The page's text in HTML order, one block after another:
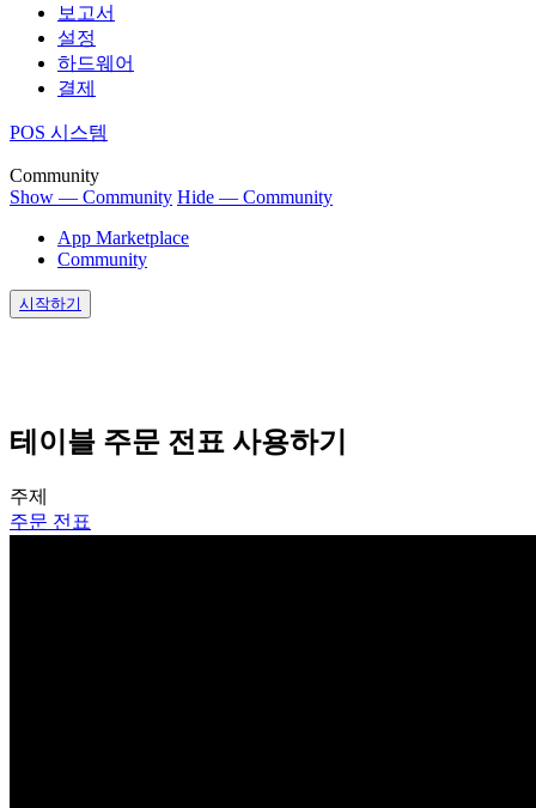
보고서
설정
하드웨어
결제
POS 시스템
Community
Show — Community Hide — Community
App Marketplace
Community
시작하기
테이블 주문 전표 사용하기
주제
주문 전표